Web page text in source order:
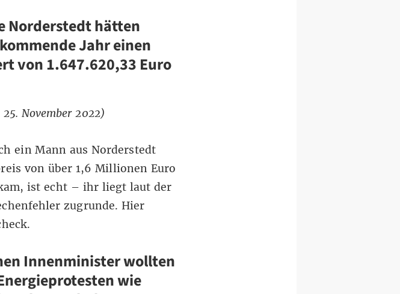
Norderstedt hätten
Jahr einen
von 1.647.620,33 Euro
November 2022)
ein Mann aus Norderstedt
von über 1,6 Millionen Euro
ist echt – ihr liegt laut der
zugrunde. Hier
.
Innenminister wollten
wie